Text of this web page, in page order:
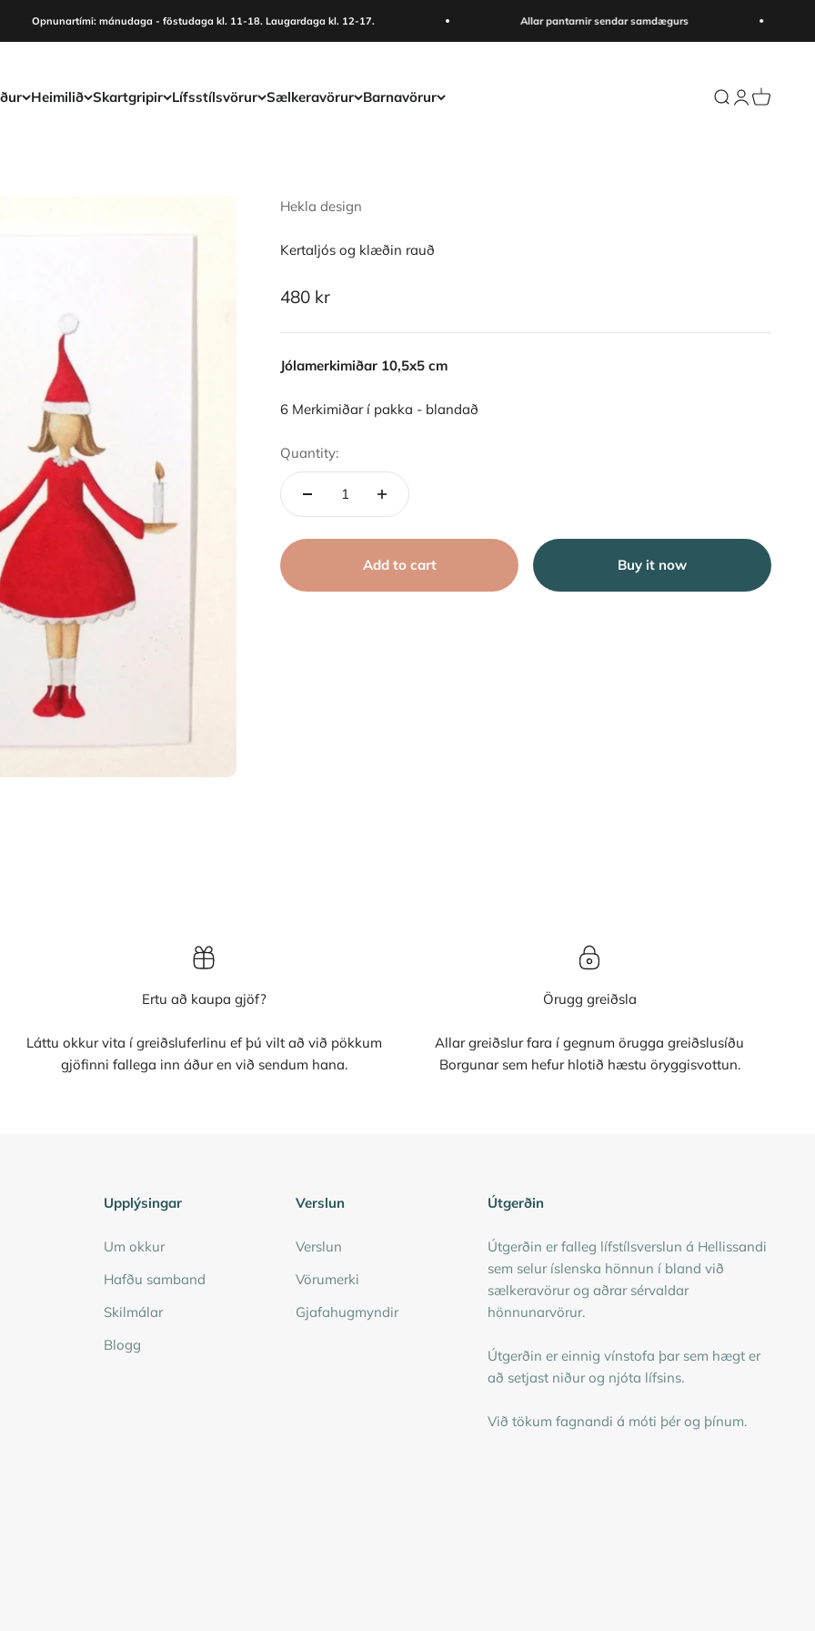
Opnunartími: mánudaga - föstudaga kl. 11-18. Laugardaga kl. 12-17. Allar pantarnir sendar samdægurs
Heimilið Skartgripir Lífsstílsvörur Sælkeravörur Barnavörur SearchLogin
Cart
Hekla design
Kertaljós og klæðin rauð
Sale price
480 kr
Jólamerkimiðar 10,5x5 cm
6 Merkimiðar í pakka - blandað
Quantity:
Add to cart Buy it now
Ertu að kaupa gjöf?
Láttu okkur vita í greiðsluferlinu ef þú vilt að við pökkum
gjöfinni fallega inn áður en við sendum hana.
Örugg greiðsla
Allar greiðslur fara í gegnum örugga greiðslusíðu
Borgunar sem hefur hlotið hæstu öryggisvottun.
Upplýsingar
Um okkur
Hafðu samband
Skilmálar
Blogg
Verslun
Verslun
Vörumerki
Gjafahugmyndir
Útgerðin
Útgerðin er falleg lífstílsverslun á Hellissandi
sem selur íslenska hönnun í bland við
sælkeravörur og aðrar sérvaldar
hönnunarvörur.
Útgerðin er einnig vínstofa þar sem hægt er
að setjast niður og njóta lífsins.
Við tökum fagnandi á móti þér og þínum.